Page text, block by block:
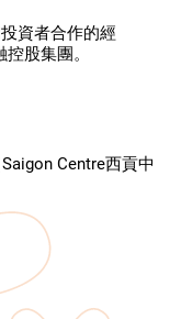
資者合作的經
股集團。
Centre西貢中